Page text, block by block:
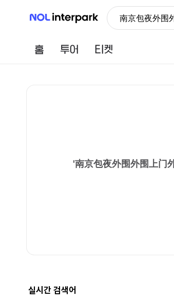
NOL 인터파크 南京包夜外围
홈 투어
'南京包夜外围外围上门
실시간 검색어